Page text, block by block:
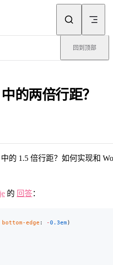
回到顶部
的两倍行距？
的 1.5 倍行距？如何实现和
的 回答：
bottom-edge : -0.3em)